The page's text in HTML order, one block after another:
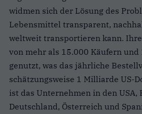
widmen sich der Lösung des
Lebensmittel transparent,
weltweit transportieren kann.
von mehr als 15.000 Käufern
genutzt, was das jährliche
schätzungsweise 1 Milliarde US-
ist das Unternehmen in den USA,
Deutschland, Österreich und